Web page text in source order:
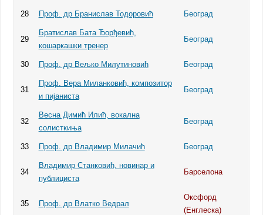
28 Проф. др Бранислав Тодоровић Београд
29
Братислав Бата Ђорђевић,
кошаркашки тренер
Београд
30 Проф. др Вељко Милутиновић Београд
31
Проф. Вера Миланковић, композитор
и пијаниста
Београд
32
Весна Димић Илић, вокална
солисткиња
Београд
33 Проф. др Владимир Милачић Београд
34
Владимир Станковић, новинар и
публициста
Барселона
35 Проф. др Влатко Ведрал
Оксфорд
(Енглеска)